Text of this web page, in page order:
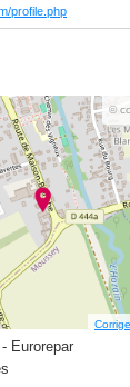
profile.php
©
Eurorepar